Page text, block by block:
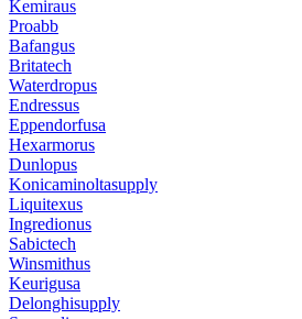
Kemiraus
Proabb
Bafangus
Britatech
Waterdropus
Endressus
Eppendorfusa
Hexarmorus
Dunlopus
Konicaminoltasupply
Liquitexus
Ingredionus
Sabictech
Winsmithus
Keurigusa
Delonghisupply